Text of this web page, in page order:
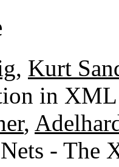
, Kurt
in
,
- The